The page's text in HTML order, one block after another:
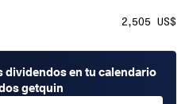
2,505 US$
dividendos en tu calendario
getquin